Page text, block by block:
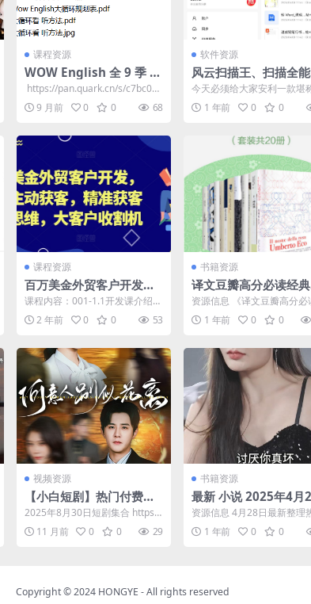
课程资源
WOW English 全 9 季 视
频+音频+单词表+打卡循
环计划
​ https://pan.quark.cn/s/c7bc0b4
f7ffe 📁 ...
9 月前 0 0 68
软件资源
风云扫描王、扫描全能
pp会员版，堪称“扫描
天花板”
今天必须给大家安利一款堪
场和学习圈 “效率救星” 的神器
—— 扫描全能王高...
1 年前 0 0
课程资源
百万美金外贸客户开发，
外贸主动获客，精准获客
系统思维，大客户收割机
课程内容：001-1.1开发课介绍和
规划,mp4002-2.1 榨干这个老掉
牙的...2 年前 0 0 53
书籍资源
译文豆瓣高分必读经典
装(套装共20册) [大合
资源信息 《译文豆瓣高分必
典套装》汇集了14部经典作
包括《月亮和六便士》...
1 年前 0 0
视频资源
【小白短剧】热门付费短
剧资源分享2025年8月31
日
2025年8月30日短剧集合 https://
pan.quark.cn/s/e9...
11 月前 0 0 29
书籍资源
最新 小说 2025年4月
日付费小说1 防和谐
资源信息 4月28日最新整理
抖音 豆瓣 番茄 付费 热文 爽
说 各种类...
1 年前 0 0
Copyright © 2024 HONGYE - All rights reserved